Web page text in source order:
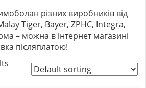
різних виробників від
Tiger, Bayer, ZPHC, Integra,
– можна в інтернет магазині
післяплатою!